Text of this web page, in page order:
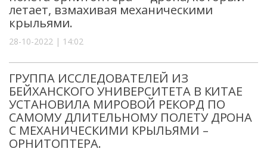
летает, взмахивая механическими
крыльями.
28-10-2022 | 14:02
ГРУППА ИССЛЕДОВАТЕЛЕЙ ИЗ
БЕЙХАНСКОГО УНИВЕРСИТЕТА В КИТАЕ
УСТАНОВИЛА МИРОВОЙ РЕКОРД ПО
САМОМУ ДЛИТЕЛЬНОМУ ПОЛЕТУ ДРОНА
С МЕХАНИЧЕСКИМИ КРЫЛЬЯМИ –
ОРНИТОПТЕРА.